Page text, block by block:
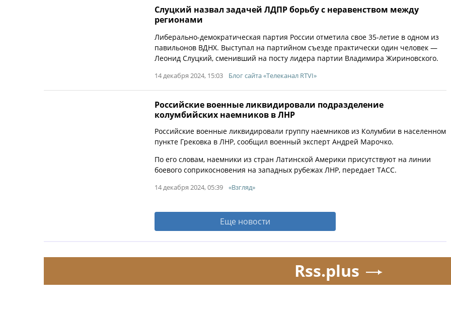
Слуцкий назвал задачей ЛДПР борьбу с неравенством между
регионами
Либерально-демократическая партия России отметила свое 35-летие в одном из
павильонов ВДНХ. Выступал на партийном съезде практически один человек —
Леонид Слуцкий, сменивший на посту лидера партии Владимира Жириновского.
14 декабря 2024, 15:03 Блог сайта «Телеканал RTVI»
Российские военные ликвидировали подразделение
колумбийских наемников в ЛНР
Российские военные ликвидировали группу наемников из Колумбии в населенном
пункте Грековка в ЛНР, сообщил военный эксперт Андрей Марочко.
По его словам, наемники из стран Латинской Америки присутствуют на линии
боевого соприкосновения на западных рубежах ЛНР, передает ТАСС.
14 декабря 2024, 05:39 «Взгляд»
Еще новости
Rss.plus